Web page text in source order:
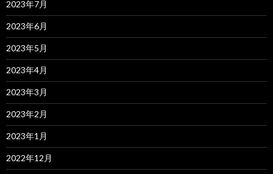
2023年7月
2023年6月
2023年5月
2023年4月
2023年3月
2023年2月
2023年1月
2022年12月